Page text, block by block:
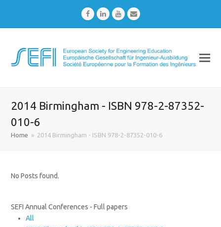
FacebookLinkedInYoutubeEmail
2014 Birmingham - ISBN 978-2-87352-
010-6
Home » 2014 Birmingham - ISBN 978-2-87352-010-6
No Posts found.
SEFI Annual Conferences - Full papers
All